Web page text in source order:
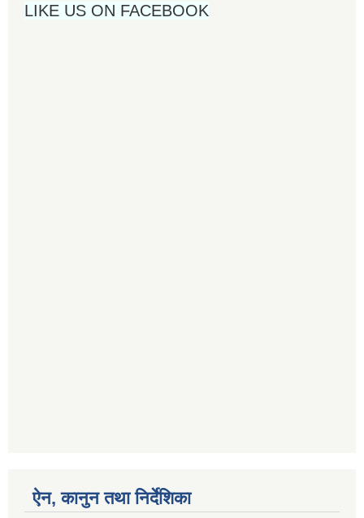
LIKE US ON FACEBOOK
ऐन, कानुन तथा निर्देशिका